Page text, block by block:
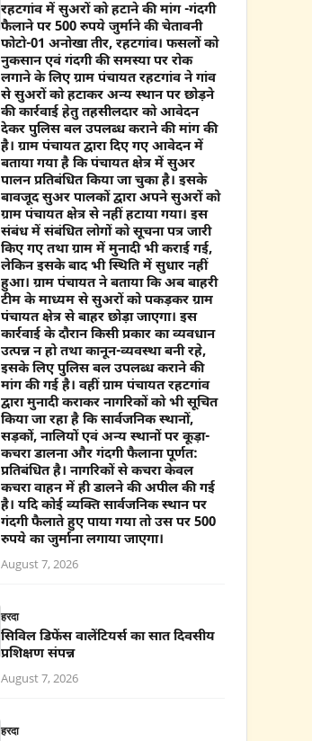
रहटगांव में सुअरों को हटाने की मांग -गंदगी
फैलाने पर 500 रुपये जुर्माने की चेतावनी
फोटो-01 अनोखा तीर, रहटगांव। फसलों को
नुकसान एवं गंदगी की समस्या पर रोक
लगाने के लिए ग्राम पंचायत रहटगांव ने गांव
से सुअरों को हटाकर अन्य स्थान पर छोड़ने
की कार्रवाई हेतु तहसीलदार को आवेदन
देकर पुलिस बल उपलब्ध कराने की मांग की
है। ग्राम पंचायत द्वारा दिए गए आवेदन में
बताया गया है कि पंचायत क्षेत्र में सुअर
पालन प्रतिबंधित किया जा चुका है। इसके
बावजूद सुअर पालकों द्वारा अपने सुअरों को
ग्राम पंचायत क्षेत्र से नहीं हटाया गया। इस
संबंध में संबंधित लोगों को सूचना पत्र जारी
किए गए तथा ग्राम में मुनादी भी कराई गई,
लेकिन इसके बाद भी स्थिति में सुधार नहीं
हुआ। ग्राम पंचायत ने बताया कि अब बाहरी
टीम के माध्यम से सुअरों को पकड़कर ग्राम
पंचायत क्षेत्र से बाहर छोड़ा जाएगा। इस
कार्रवाई के दौरान किसी प्रकार का व्यवधान
उत्पन्न न हो तथा कानून-व्यवस्था बनी रहे,
इसके लिए पुलिस बल उपलब्ध कराने की
मांग की गई है। वहीं ग्राम पंचायत रहटगांव
द्वारा मुनादी कराकर नागरिकों को भी सूचित
किया जा रहा है कि सार्वजनिक स्थानों,
सड़कों, नालियों एवं अन्य स्थानों पर कूड़ा-
कचरा डालना और गंदगी फैलाना पूर्णत:
प्रतिबंधित है। नागरिकों से कचरा केवल
कचरा वाहन में ही डालने की अपील की गई
है। यदि कोई व्यक्ति सार्वजनिक स्थान पर
गंदगी फैलाते हुए पाया गया तो उस पर 500
रुपये का जुर्माना लगाया जाएगा।
August 7, 2026
हरदा
सिविल डिफेंस वालेंटियर्स का सात दिवसीय
प्रशिक्षण संपन्न
August 7, 2026
हरदा